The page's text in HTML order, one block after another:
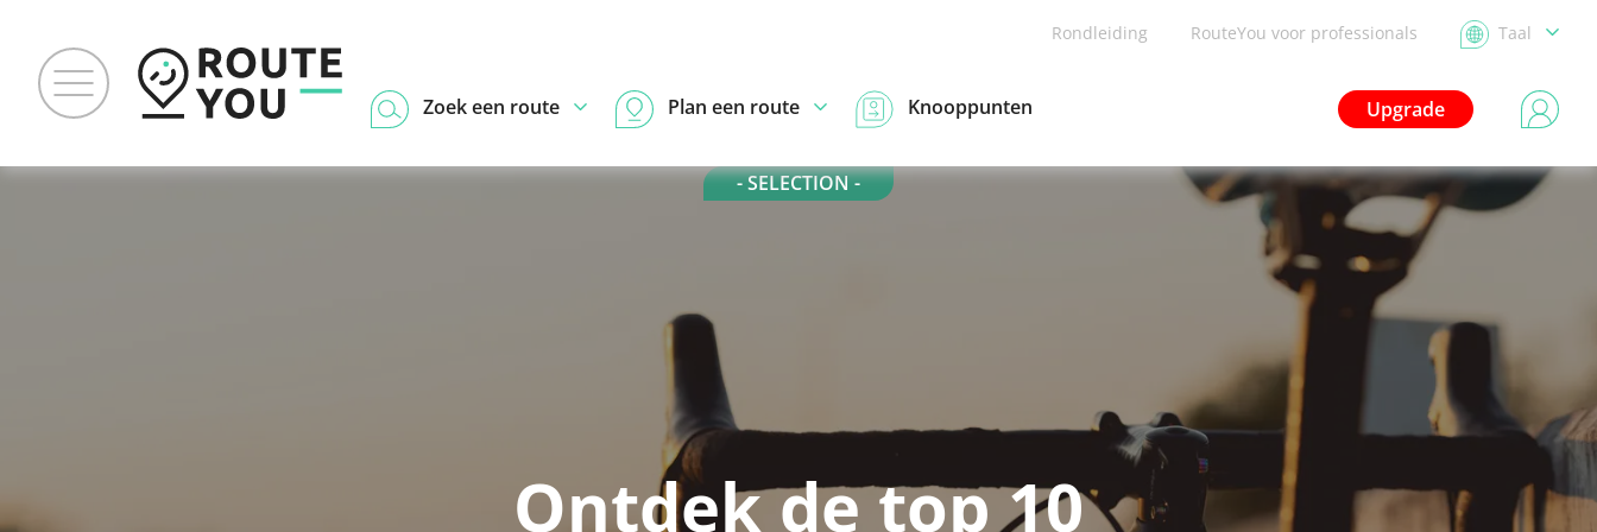
Rondleiding RouteYou voor professionals Taal
Upgrade
Zoek een route Plan een route Knooppunten
- SELECTION -
Ontdek de top 10